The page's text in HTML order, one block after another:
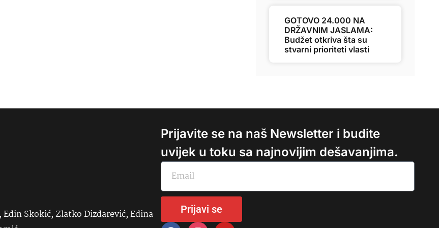
GOTOVO 24.000 NA
DRŽAVNIM JASLAMA:
Budžet otkriva šta su
stvarni prioriteti vlasti
Skokić, Zlatko Dizdarević, Edina
Prijavite se na naš Newsletter i budite
uvijek u toku sa najnovijim dešavanjima.
Prijavi se